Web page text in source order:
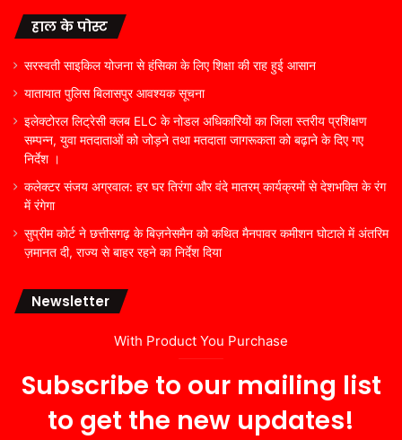
हाल के पोस्ट
सरस्वती साइकिल योजना से हंसिका के लिए शिक्षा की राह हुई आसान
यातायात पुलिस बिलासपुर आवश्यक सूचना
इलेक्टोरल लिट्रेसी क्लब ELC के नोडल अधिकारियों का जिला स्तरीय प्रशिक्षण
सम्पन्न, युवा मतदाताओं को जोड़ने तथा मतदाता जागरूकता को बढ़ाने के दिए गए
निर्देश ।
कलेक्टर संजय अग्रवाल: हर घर तिरंगा और वंदे मातरम् कार्यक्रमों से देशभक्ति के रंग
में रंगेगा
सुप्रीम कोर्ट ने छत्तीसगढ़ के बिज़नेसमैन को कथित मैनपावर कमीशन घोटाले में अंतरिम
ज़मानत दी, राज्य से बाहर रहने का निर्देश दिया
Newsletter
With Product You Purchase
Subscribe to our mailing list
to get the new updates!